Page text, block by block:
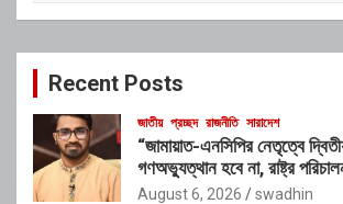
c
Recent Posts
জাতীয় প্রচ্ছদ রাজনীতি সারাদেশ
“জামায়াত-এনসিপির নেতৃত্বে
গণঅভ্যুত্থান হবে না, রাষ্ট্র
নেই”: রাশেদ খাঁনের
August 6, 2026 swadhin